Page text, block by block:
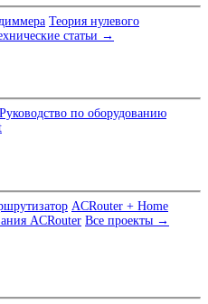
Теория нулевого
статьи →
Руководство по оборудованию
ACRouter + Home
ACRouter Все проекты →